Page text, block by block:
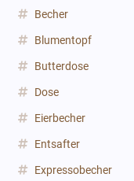
Becher
Blumentopf
Butterdose
Dose
Eierbecher
Entsafter
Expressobecher